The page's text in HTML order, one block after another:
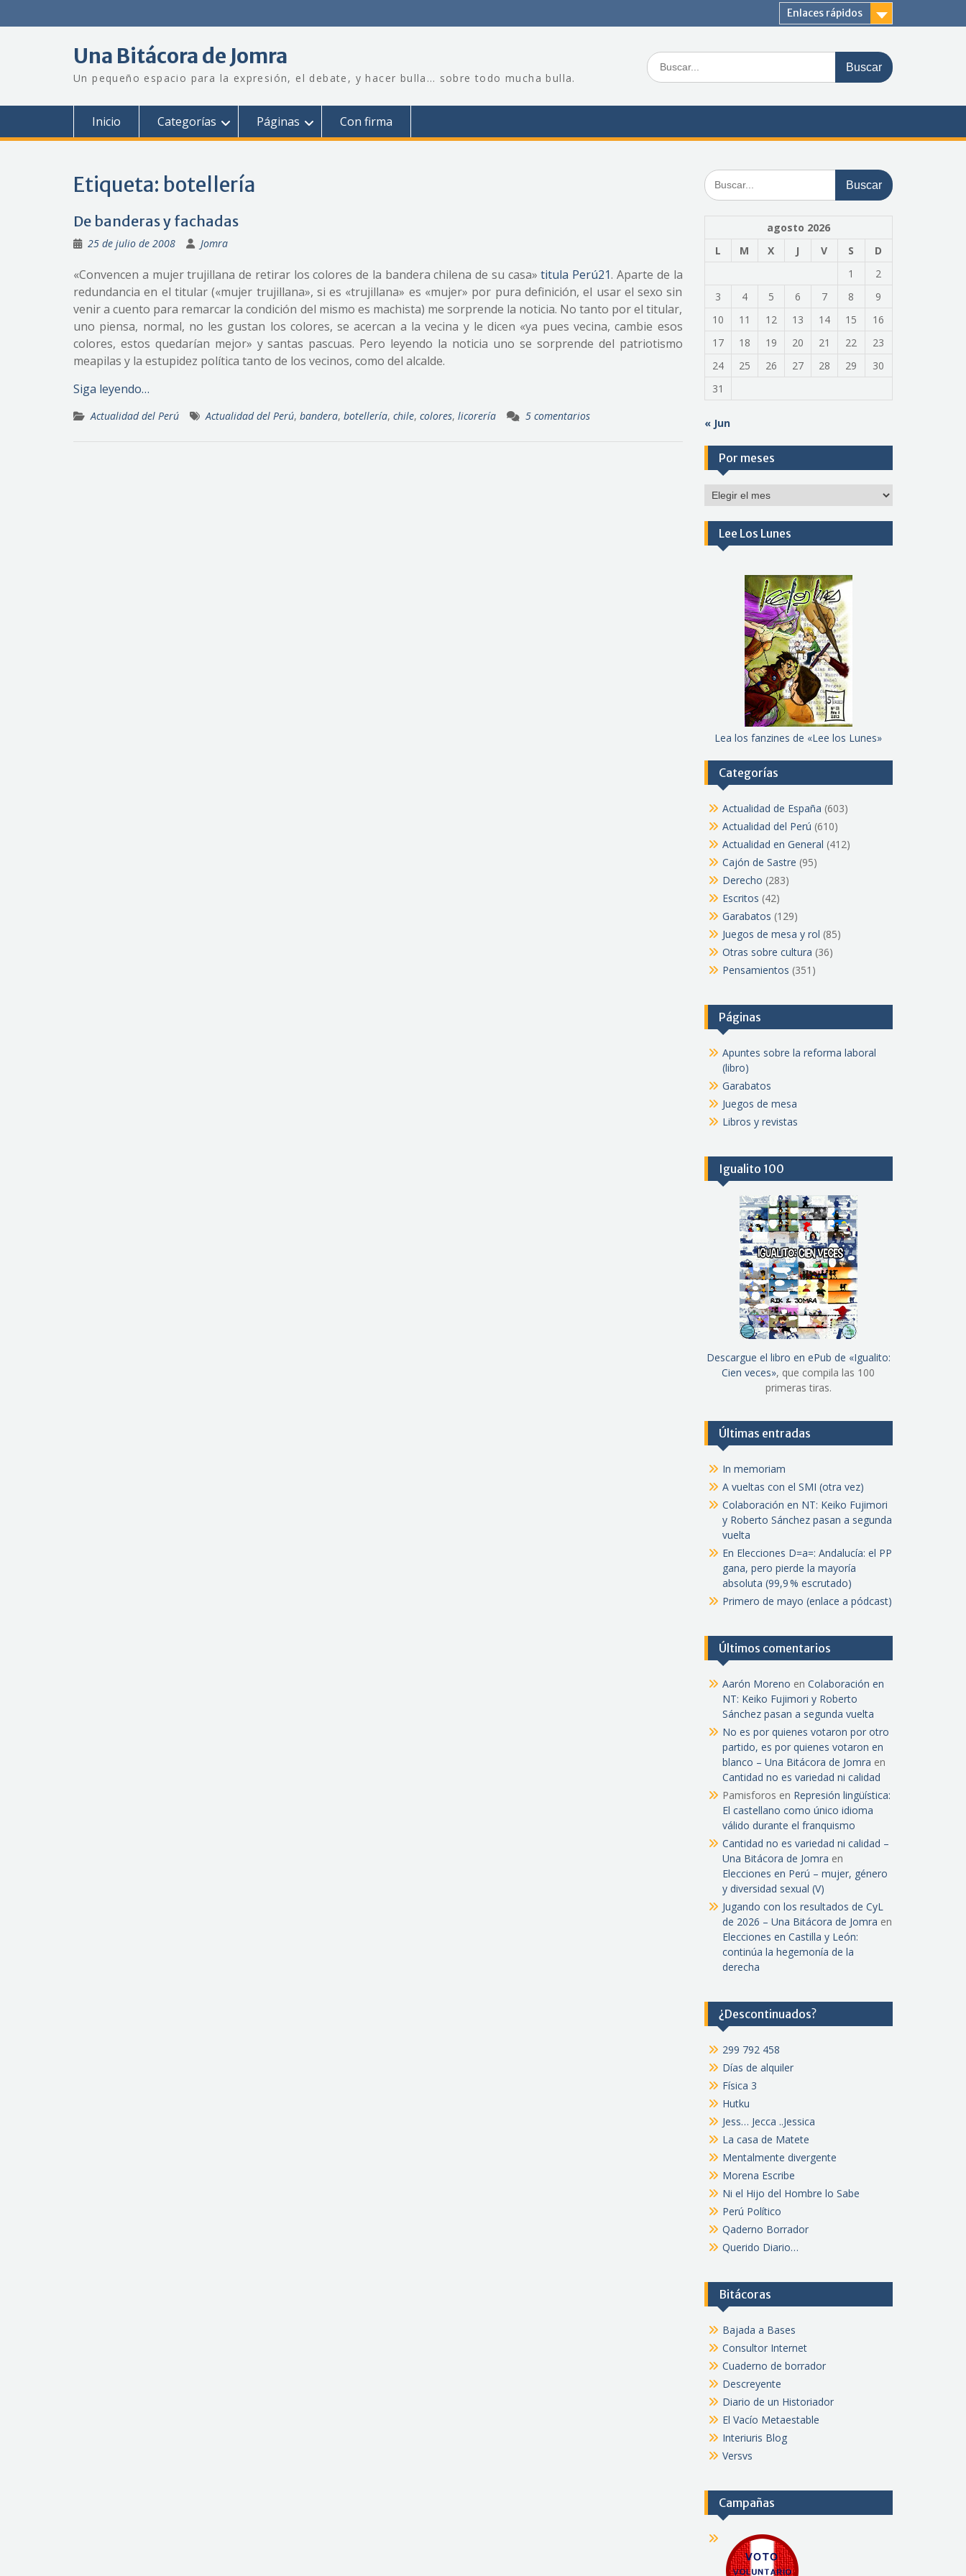
Enlaces rápidos
Una Bitácora de Jomra
Un pequeño espacio para la expresión, el debate, y hacer bulla… sobre todo mucha bulla.
Buscar:
Inicio Categorías Páginas Con firma
Etiqueta: botellería
De banderas y fachadas
25 de julio de 2008 Jomra
«Convencen a mujer trujillana de retirar los colores de la bandera chilena de su casa»titula Perú21. Aparte de la
redundancia en el titular («mujer trujillana», si es «trujillana» es «mujer» por pura definición, el usar el sexo sin
venir a cuento para remarcar la condición del mismo es machista) me sorprende la noticia. No tanto por el titular,
uno piensa, normal, no les gustan los colores, se acercan a la vecina y le dicen «ya pues vecina, cambie esos
colores, estos quedarían mejor» y santas pascuas. Pero leyendo la noticia uno se sorprende del patriotismo
meapilas y la estupidez política tanto de los vecinos, como del alcalde.
Siga leyendo…
Actualidad del Perú Actualidad del Perú, bandera, botellería, chile, colores, licorería 5 comentarios
Buscar:
agosto 2026
L
M X J V S
D
1
2
3
4 5 6 7 8
9
10
11 12 13 14 15
16
17
18 19 20 21 22
23
24
25 26 27 28 29
30
31
« Jun
Por meses
Por
Lee Los Lunes
Lea los fanzines de «Lee los Lunes»
Categorías
Actualidad de España (603)
Actualidad del Perú (610)
Actualidad en General (412)
Cajón de Sastre (95)
Derecho (283)
Escritos (42)
Garabatos (129)
Juegos de mesa y rol (85)
Otras sobre cultura (36)
Pensamientos (351)
Páginas
Apuntes sobre la reforma laboral
(libro)
Garabatos
Juegos de mesa
Libros y revistas
Igualito 100
Descargue el libro en ePub de «Igualito:
Cien veces», que compila las 100
primeras tiras.
Últimas entradas
In memoriam
A vueltas con el SMI (otra vez)
Colaboración en NT: Keiko Fujimori
y Roberto Sánchez pasan a segunda
vuelta
En Elecciones D=a=: Andalucía: el PP
gana, pero pierde la mayoría
absoluta (99,9 % escrutado)
Primero de mayo (enlace a pódcast)
Últimos comentarios
Aarón Moreno en Colaboración en
NT: Keiko Fujimori y Roberto
Sánchez pasan a segunda vuelta
No es por quienes votaron por otro
partido, es por quienes votaron en
blanco – Una Bitácora de Jomra en
Cantidad no es variedad ni calidad
Pamisforos en Represión lingüística:
El castellano como único idioma
válido durante el franquismo
Cantidad no es variedad ni calidad –
Una Bitácora de Jomra en
Elecciones en Perú – mujer, género
y diversidad sexual (V)
Jugando con los resultados de CyL
de 2026 – Una Bitácora de Jomra en
Elecciones en Castilla y León:
continúa la hegemonía de la
derecha
¿Descontinuados?
299 792 458
Días de alquiler
Física 3
Hutku
Jess… Jecca ..Jessica
La casa de Matete
Mentalmente divergente
Morena Escribe
Ni el Hijo del Hombre lo Sabe
Perú Político
Qaderno Borrador
Querido Diario…
Bitácoras
Bajada a Bases
Consultor Internet
Cuaderno de borrador
Descreyente
Diario de un Historiador
El Vacío Metaestable
Interiuris Blog
Versvs
Campañas